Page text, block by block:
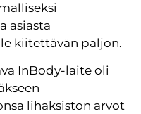
asiasta
kiitettävän paljon.
InBody-laite oli
lihaksiston arvot